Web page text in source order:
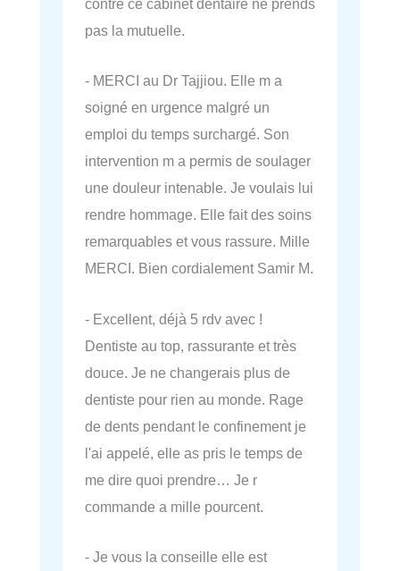
contre ce cabinet dentaire ne prends
pas la mutuelle.
- MERCI au Dr Tajjiou. Elle m a
soigné en urgence malgré un
emploi du temps surchargé. Son
intervention m a permis de soulager
une douleur intenable. Je voulais lui
rendre hommage. Elle fait des soins
remarquables et vous rassure. Mille
MERCI. Bien cordialement Samir M.
- Excellent, déjà 5 rdv avec !
Dentiste au top, rassurante et très
douce. Je ne changerais plus de
dentiste pour rien au monde. Rage
de dents pendant le confinement je
l'ai appelé, elle as pris le temps de
me dire quoi prendre… Je r
commande a mille pourcent.
- Je vous la conseille elle est